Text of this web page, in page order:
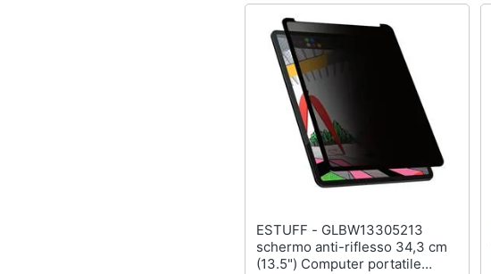
ESTUFF - GLBW13305213
schermo anti-riflesso 34,3 cm
(13.5") Computer portatile